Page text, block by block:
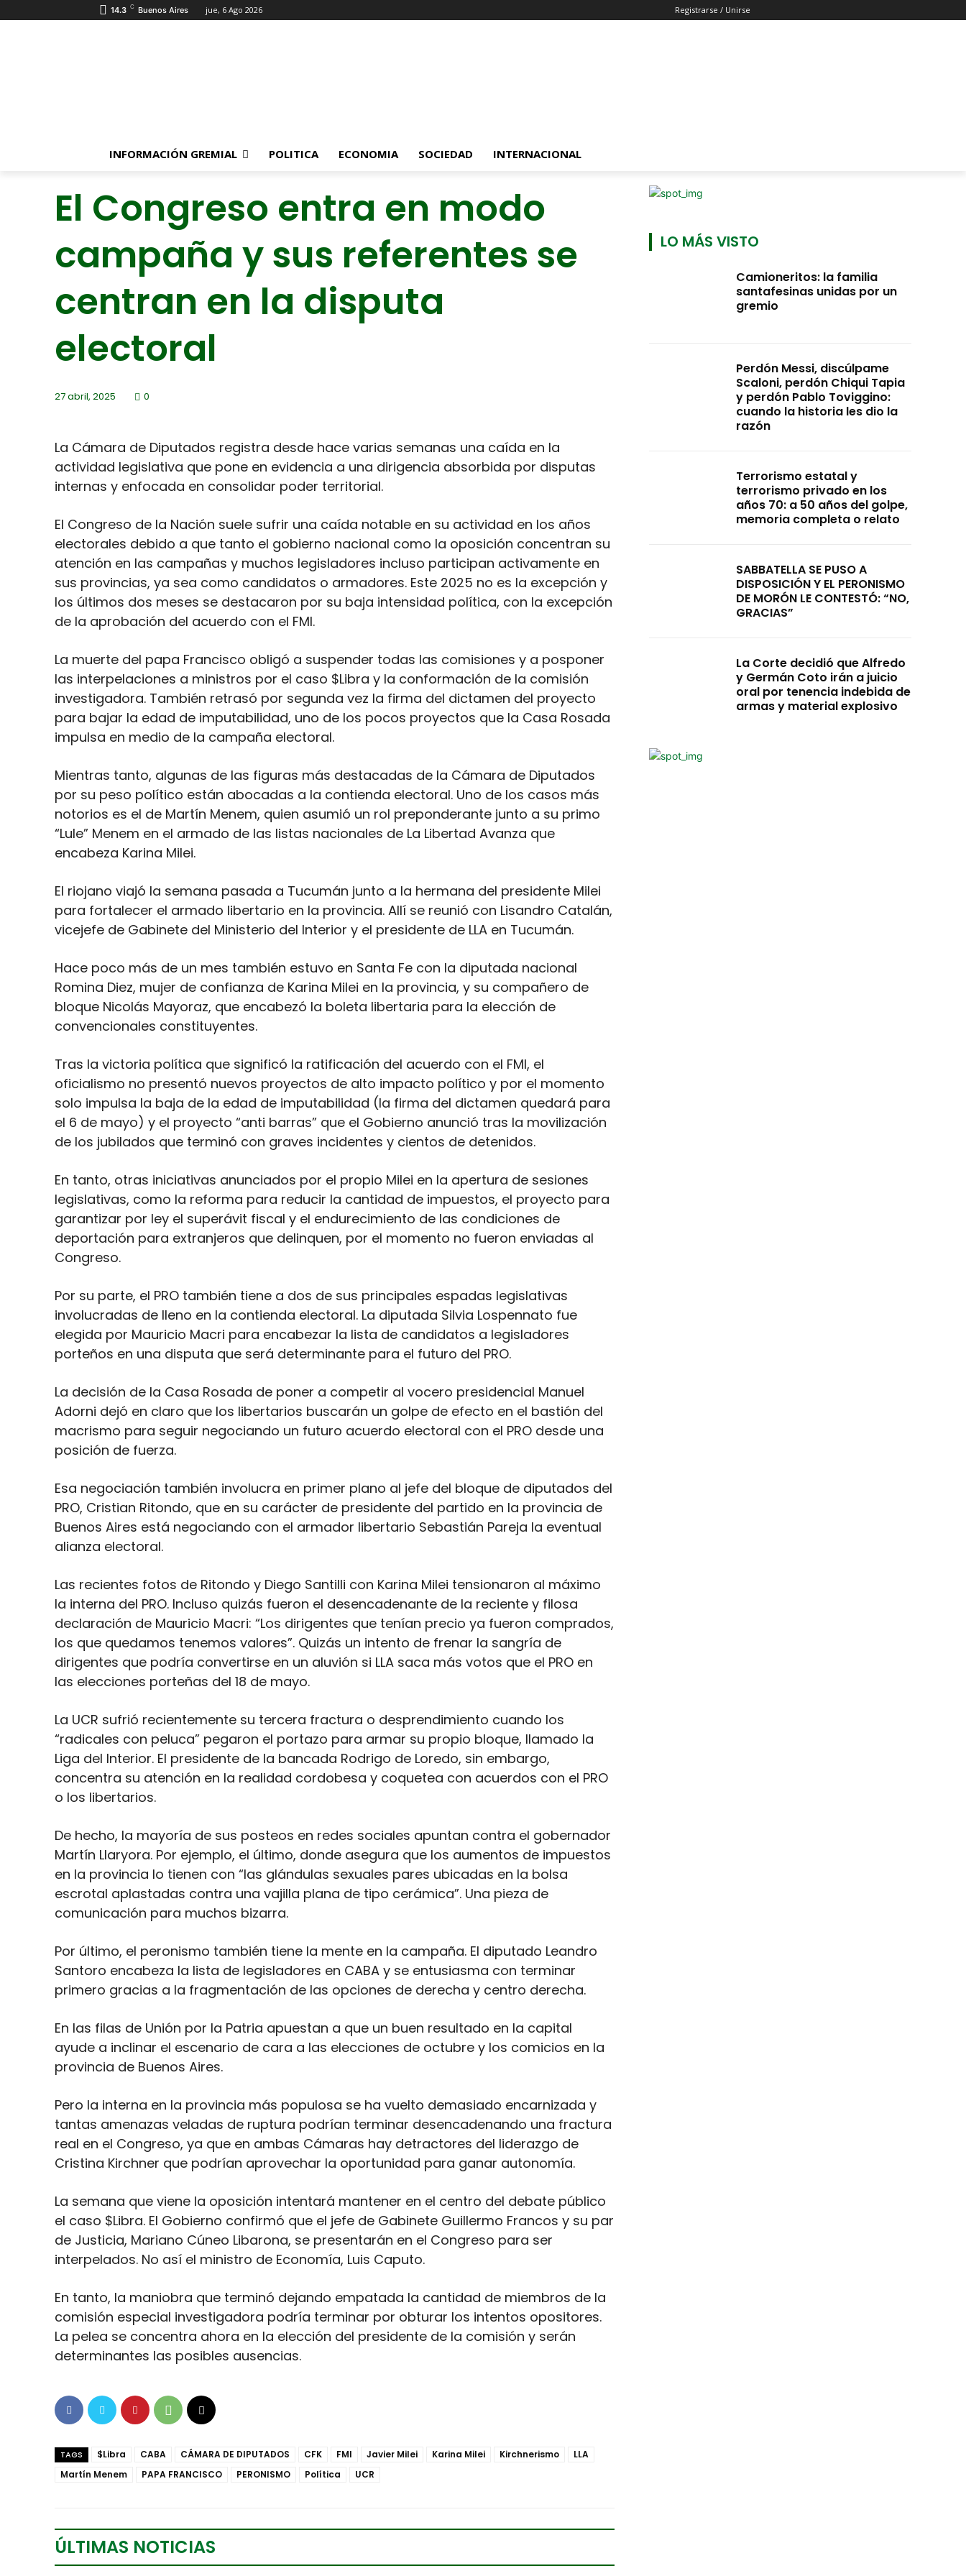
14.3 C Buenos Aires jue, 6 Ago 2026 Registrarse / Unirse
INFORMACIÓN GREMIAL POLITICA ECONOMIA SOCIEDAD INTERNACIONAL
El Congreso entra en modo
campaña y sus referentes se
centran en la disputa
electoral
27 abril, 2025 0
La Cámara de Diputados registra desde hace varias semanas una caída en la
actividad legislativa que pone en evidencia a una dirigencia absorbida por disputas
internas y enfocada en consolidar poder territorial.
El Congreso de la Nación suele sufrir una caída notable en su actividad en los años
electorales debido a que tanto el gobierno nacional como la oposición concentran su
atención en las campañas y muchos legisladores incluso participan activamente en
sus provincias, ya sea como candidatos o armadores. Este 2025 no es la excepción y
los últimos dos meses se destacaron por su baja intensidad política, con la excepción
de la aprobación del acuerdo con el FMI.
La muerte del papa Francisco obligó a suspender todas las comisiones y a posponer
las interpelaciones a ministros por el caso $Libra y la conformación de la comisión
investigadora. También retrasó por segunda vez la firma del dictamen del proyecto
para bajar la edad de imputabilidad, uno de los pocos proyectos que la Casa Rosada
impulsa en medio de la campaña electoral.
Mientras tanto, algunas de las figuras más destacadas de la Cámara de Diputados
por su peso político están abocadas a la contienda electoral. Uno de los casos más
notorios es el de Martín Menem, quien asumió un rol preponderante junto a su primo
“Lule” Menem en el armado de las listas nacionales de La Libertad Avanza que
encabeza Karina Milei.
El riojano viajó la semana pasada a Tucumán junto a la hermana del presidente Milei
para fortalecer el armado libertario en la provincia. Allí se reunió con Lisandro Catalán,
vicejefe de Gabinete del Ministerio del Interior y el presidente de LLA en Tucumán.
Hace poco más de un mes también estuvo en Santa Fe con la diputada nacional
Romina Diez, mujer de confianza de Karina Milei en la provincia, y su compañero de
bloque Nicolás Mayoraz, que encabezó la boleta libertaria para la elección de
convencionales constituyentes.
Tras la victoria política que significó la ratificación del acuerdo con el FMI, el
oficialismo no presentó nuevos proyectos de alto impacto político y por el momento
solo impulsa la baja de la edad de imputabilidad (la firma del dictamen quedará para
el 6 de mayo) y el proyecto “anti barras” que el Gobierno anunció tras la movilización
de los jubilados que terminó con graves incidentes y cientos de detenidos.
En tanto, otras iniciativas anunciados por el propio Milei en la apertura de sesiones
legislativas, como la reforma para reducir la cantidad de impuestos, el proyecto para
garantizar por ley el superávit fiscal y el endurecimiento de las condiciones de
deportación para extranjeros que delinquen, por el momento no fueron enviadas al
Congreso.
Por su parte, el PRO también tiene a dos de sus principales espadas legislativas
involucradas de lleno en la contienda electoral. La diputada Silvia Lospennato fue
elegida por Mauricio Macri para encabezar la lista de candidatos a legisladores
porteños en una disputa que será determinante para el futuro del PRO.
La decisión de la Casa Rosada de poner a competir al vocero presidencial Manuel
Adorni dejó en claro que los libertarios buscarán un golpe de efecto en el bastión del
macrismo para seguir negociando un futuro acuerdo electoral con el PRO desde una
posición de fuerza.
Esa negociación también involucra en primer plano al jefe del bloque de diputados del
PRO, Cristian Ritondo, que en su carácter de presidente del partido en la provincia de
Buenos Aires está negociando con el armador libertario Sebastián Pareja la eventual
alianza electoral.
Las recientes fotos de Ritondo y Diego Santilli con Karina Milei tensionaron al máximo
la interna del PRO. Incluso quizás fueron el desencadenante de la reciente y filosa
declaración de Mauricio Macri: “Los dirigentes que tenían precio ya fueron comprados,
los que quedamos tenemos valores”. Quizás un intento de frenar la sangría de
dirigentes que podría convertirse en un aluvión si LLA saca más votos que el PRO en
las elecciones porteñas del 18 de mayo.
La UCR sufrió recientemente su tercera fractura o desprendimiento cuando los
“radicales con peluca” pegaron el portazo para armar su propio bloque, llamado la
Liga del Interior. El presidente de la bancada Rodrigo de Loredo, sin embargo,
concentra su atención en la realidad cordobesa y coquetea con acuerdos con el PRO
o los libertarios.
De hecho, la mayoría de sus posteos en redes sociales apuntan contra el gobernador
Martín Llaryora. Por ejemplo, el último, donde asegura que los aumentos de impuestos
en la provincia lo tienen con “las glándulas sexuales pares ubicadas en la bolsa
escrotal aplastadas contra una vajilla plana de tipo cerámica”. Una pieza de
comunicación para muchos bizarra.
Por último, el peronismo también tiene la mente en la campaña. El diputado Leandro
Santoro encabeza la lista de legisladores en CABA y se entusiasma con terminar
primero gracias a la fragmentación de las opciones de derecha y centro derecha.
En las filas de Unión por la Patria apuestan a que un buen resultado en la capital
ayude a inclinar el escenario de cara a las elecciones de octubre y los comicios en la
provincia de Buenos Aires.
Pero la interna en la provincia más populosa se ha vuelto demasiado encarnizada y
tantas amenazas veladas de ruptura podrían terminar desencadenando una fractura
real en el Congreso, ya que en ambas Cámaras hay detractores del liderazgo de
Cristina Kirchner que podrían aprovechar la oportunidad para ganar autonomía.
La semana que viene la oposición intentará mantener en el centro del debate público
el caso $Libra. El Gobierno confirmó que el jefe de Gabinete Guillermo Francos y su par
de Justicia, Mariano Cúneo Libarona, se presentarán en el Congreso para ser
interpelados. No así el ministro de Economía, Luis Caputo.
En tanto, la maniobra que terminó dejando empatada la cantidad de miembros de la
comisión especial investigadora podría terminar por obturar los intentos opositores.
La pelea se concentra ahora en la elección del presidente de la comisión y serán
determinantes las posibles ausencias.
TAGS $Libra CABA CÁMARA DE DIPUTADOS CFK FMI Javier Milei Karina Milei Kirchnerismo
LLA
Martín Menem
PAPA FRANCISCO PERONISMO Política UCR
ÚLTIMAS NOTICIAS
LO MÁS VISTO
Camioneritos: la familia
santafesinas unidas por un
gremio
Perdón Messi, discúlpame
Scaloni, perdón Chiqui Tapia
y perdón Pablo Toviggino:
cuando la historia les dio la
razón
Terrorismo estatal y
terrorismo privado en los
años 70: a 50 años del golpe,
memoria completa o relato
SABBATELLA SE PUSO A
DISPOSICIÓN Y EL PERONISMO
DE MORÓN LE CONTESTÓ: “NO,
GRACIAS”
La Corte decidió que Alfredo
y Germán Coto irán a juicio
oral por tenencia indebida de
armas y material explosivo